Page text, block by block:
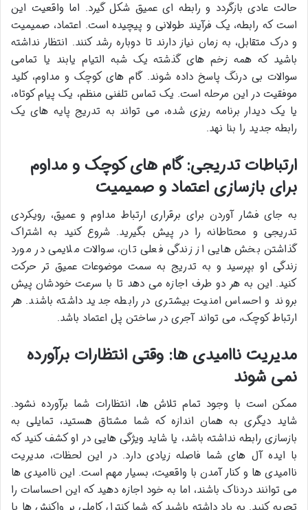
حالت عادی بازگردد و رابطه ای عمیق شکل گیرد. اما واقعیت این
است که رابطه، یک فرآیند طولانی و پیچیده است. اعتماد، صمیمیت
و درک متقابل، به زمان نیاز دارند تا دوباره رشد کنند. انتظار نداشته
باشید که همه زخم های گذشته یک شبه التیام یابند یا تمامی
سوالات بی درنگ پاسخ داده شوند. گام های کوچک و مداوم، کلید
موفقیت در این مرحله است. یک تماس تلفنی منظم، یک پیام کوتاه،
یا یک دیدار برنامه ریزی شده، می تواند به تدریج پایه های یک
رابطه جدید را بنا نهد.
ارتباطات تدریجی: گام های کوچک و مداوم
برای بازسازی اعتماد و صمیمیت
به جای فشار آوردن برای برقراری ارتباط مداوم و عمیق، رویکردی
تدریجی و محتاطانه را در پیش بگیرید. شروع کنید به اشتراک
گذاشتن بخش هایی از زندگی فعلی تان، سوالات ملایمی در مورد
زندگی او بپرسید و به تدریج به سمت موضوعات عمیق تر حرکت
کنید. این به هر دو طرف اجازه می دهد تا با سرعت خودشان پیش
بروند و احساس امنیت بیشتری در رابطه جدید داشته باشند. هر
ارتباط کوچک، می تواند آجری در ساختن پل اعتماد باشد.
مدیریت ناامیدی ها: وقتی انتظارات برآورده
نمی شوند
ممکن است با وجود تمام تلاش ها، انتظارات شما برآورده نشود.
شاید دیگری به همان اندازه که شما مشتاق هستید، تمایلی به
بازسازی رابطه نداشته باشد، یا شاید ویژگی هایی در او کشف کنید که
با ایده آل های شما فاصله زیادی دارد. در این لحظات، مدیریت
ناامیدی ها و کنار آمدن با واقعیت، بسیار مهم است. این ناامیدی ها
می توانند دردناک باشند، اما به خود اجازه دهید که این احساسات را